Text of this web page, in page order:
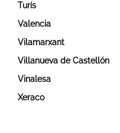
Turís
Valencia
Vilamarxant
Villanueva de Castellón
Vinalesa
Xeraco